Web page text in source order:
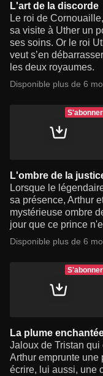
L'art de la discorde
Le roi de
sa visite à Uther un
ses soins. Or le roi
veut s’en
les deux royaumes.
Disponible plus de 6
S'abonner
L'ombre de la
Lorsque le
sa présence, Arthur
mystérieuse ombre
jour que ce prince
Disponible plus de 6
S'abonner
La plume
Jaloux de Tristan
Arthur emprunte une
écrire, lui aussi, une